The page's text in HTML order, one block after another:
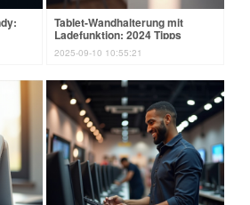
Tablet-Wandhalterung mit
Ladefunktion: 2024 Tipps
2025-09-10 10:55:21